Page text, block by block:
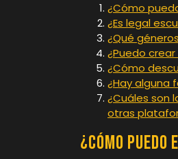
¿Cómo
¿Es legal
¿Qué
¿Puedo
¿Cómo
¿Hay alguna
¿Cuáles son
otras
¿Cómo